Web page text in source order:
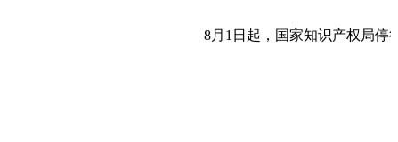
8月1日起，国家知识产权局停